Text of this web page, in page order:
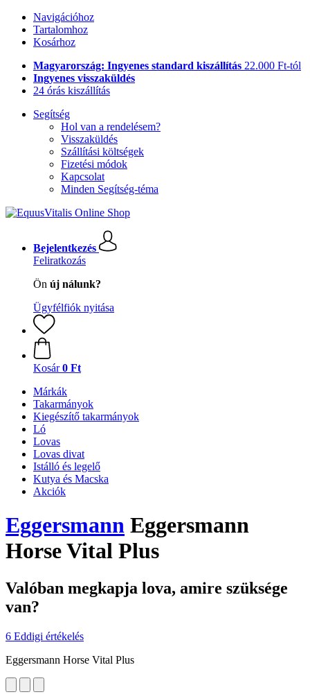
Navigációhoz
Tartalomhoz
Kosárhoz
Magyarország: Ingyenes standard kiszállítás 22.000 Ft-tól
Ingyenes visszaküldés
24 órás kiszállítás
Segítség
Hol van a rendelésem?
Visszaküldés
Szállítási költségek
Fizetési módok
Kapcsolat
Minden Segítség-téma
Bejelentkezés
Feliratkozás
Ön új nálunk?
Ügyfélfiók nyitása
Kosár 0 Ft
Márkák
Takarmányok
Kiegészítő takarmányok
Ló
Lovas
Lovas divat
Istálló és legelő
Kutya és Macska
Akciók
Eggersmann Eggersmann
Horse Vital Plus
Valóban megkapja lova, amire szüksége
van?
6 Eddigi értékelés
Eggersmann Horse Vital Plus